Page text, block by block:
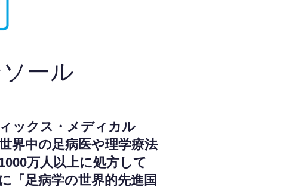
ール
ックス・メディカル
界中の足病医や理学療法
万人以上に処方して
「足病学の世界的先進国